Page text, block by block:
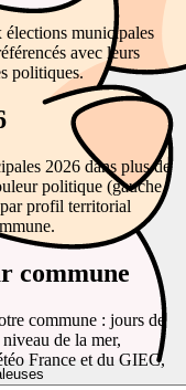
élections municipales
avec leurs
politiques.
2026 dans plus de
politique (gauche,
profil territorial
commune
commune : jours de
de la mer,
France et du GIEC,